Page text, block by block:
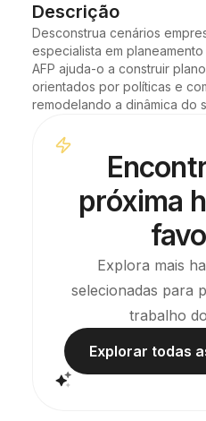
Descrição
Desconstrua cenários
especialista em
AFP ajuda-o a construir
orientados por políticas e
remodelando a dinâmica do
próxima
Explora mais
selecionadas para
trabalho
Explorar todas